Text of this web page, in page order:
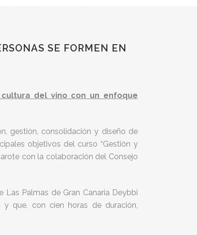
SE FORMEN EN
del vino con un enfoque
gestión, consolidación y diseño de
objetivos del curso “Gestión y
con la colaboración del Consejo
Palmas de Gran Canaria Deybbi
que, con cien horas de duración,